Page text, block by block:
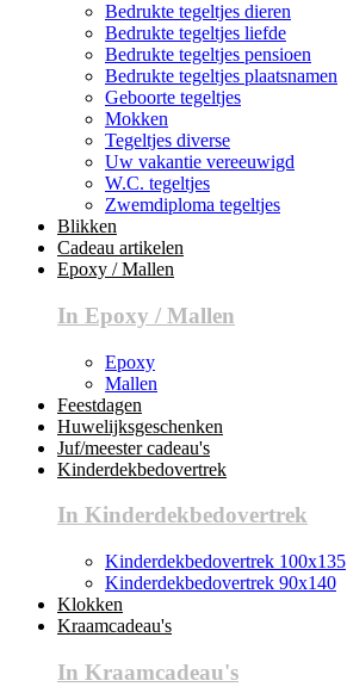
Bedrukte tegeltjes dieren
Bedrukte tegeltjes liefde
Bedrukte tegeltjes pensioen
Bedrukte tegeltjes plaatsnamen
Geboorte tegeltjes
Mokken
Tegeltjes diverse
Uw vakantie vereeuwigd
W.C. tegeltjes
Zwemdiploma tegeltjes
Blikken
Cadeau artikelen
Epoxy / Mallen
In Epoxy / Mallen
Epoxy
Mallen
Feestdagen
Huwelijksgeschenken
Juf/meester cadeau's
Kinderdekbedovertrek
In Kinderdekbedovertrek
Kinderdekbedovertrek 100x135
Kinderdekbedovertrek 90x140
Klokken
Kraamcadeau's
In Kraamcadeau's